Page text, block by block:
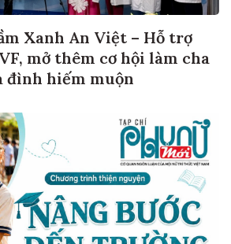
Xanh An Việt – Hỗ trợ
mở thêm cơ hội làm cha
đình hiếm muộn